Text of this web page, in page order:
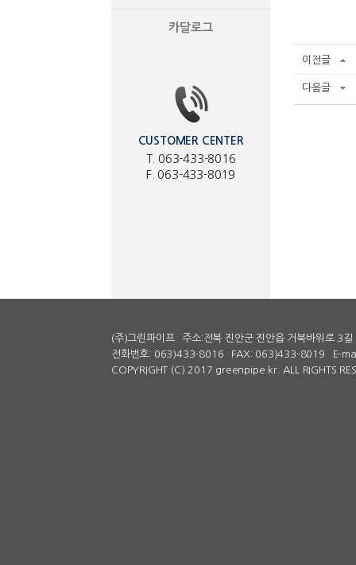
카달로그
CUSTOMER CENTER
T. 063-433-8016
F. 063-433-8019
이전글
다음글
(주)그린파이프
주소:전북 진안군 진안읍 거북바위로 3
전화번호: 063)433-8016
FAX: 063)433-8019
E-
COPYRIGHT (C) 2017 greenpipe.kr. ALL RIGHTS